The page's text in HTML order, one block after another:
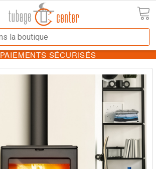
PAIEMENTS SÉCURISÉS